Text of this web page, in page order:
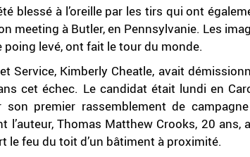
blessé à l’oreille par les tirs qui ont
meeting à Butler, en Pennsylvanie. Les
poing levé, ont fait le tour du monde.
Service, Kimberly Cheatle, avait
cet échec. Le candidat était lundi en
son premier rassemblement de
l’auteur, Thomas Matthew Crooks, 20
le feu du toit d’un bâtiment à proximité.